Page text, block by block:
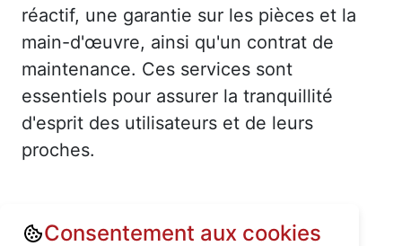
réactif, une garantie sur les pièces et la
main-d'œuvre, ainsi qu'un contrat de
maintenance. Ces services sont
essentiels pour assurer la tranquillité
d'esprit des utilisateurs et de leurs
proches.
Consentement aux cookies